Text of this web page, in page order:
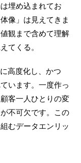
埋め込まれてお
像」は見えてきま
観まで含めて理解
てくる。
高度化し、かつ
います。一度作っ
客一人ひとりの変
不可欠です。この
むデータエンリッ